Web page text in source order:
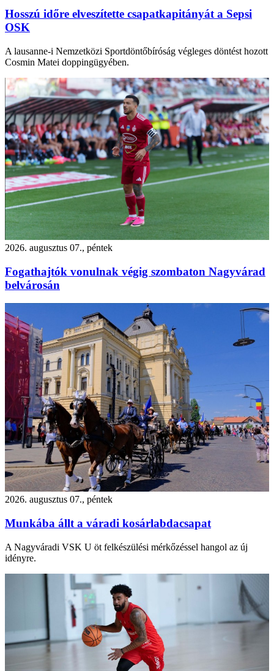
Hosszú időre elveszítette csapatkapitányát a Sepsi
OSK
A lausanne-i Nemzetközi Sportdöntőbíróság végleges döntést hozott
Cosmin Matei doppingügyében.
2026. augusztus 07., péntek
Fogathajtók vonulnak végig szombaton Nagyvárad
belvárosán
2026. augusztus 07., péntek
Munkába állt a váradi kosárlabdacsapat
A Nagyváradi VSK U öt felkészülési mérkőzéssel hangol az új
idényre.